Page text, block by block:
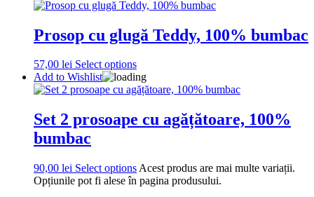
Prosop cu glugă Teddy, 100% bumbac
57,00 lei Select options
Add to Wishlist
Set 2 prosoape cu agățătoare, 100%
bumbac
90,00 lei Select options Acest produs are mai multe variații.
Opțiunile pot fi alese în pagina produsului.